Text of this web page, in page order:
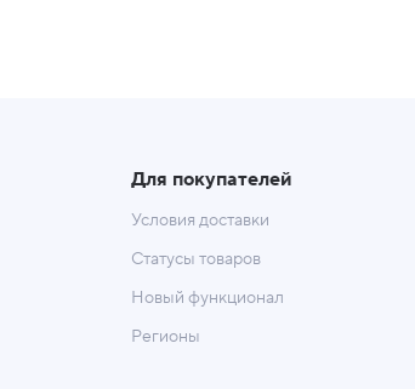
Для покупателей
Условия доставки
Статусы товаров
Новый функционал
Регионы